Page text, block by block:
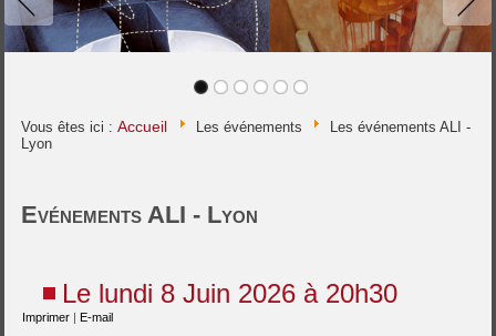
Vous êtes ici :Accueil Les événements
Les événements ALI -
Lyon
Evénements ALI - Lyon
Le lundi 8 Juin 2026 à 20h30
Imprimer | E-mail